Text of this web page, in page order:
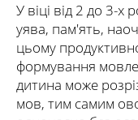
У віці від 2 до 3-х
уява, пам'ять,
цьому
формування
дитина може
мов, тим самим